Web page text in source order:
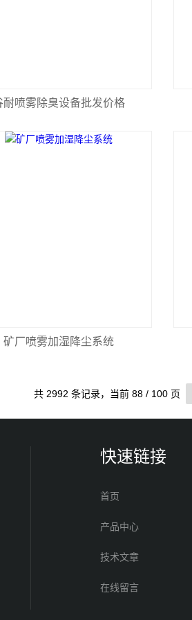
耐喷雾除臭设备批发价格
矿厂喷雾加湿降尘系统
共 2992 条记录，当前 88 / 100 页
快速链接
首页
产品中心
技术文章
在线留言